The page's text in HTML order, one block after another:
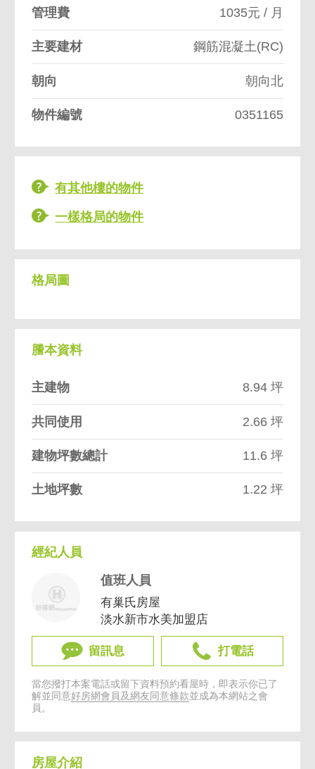
管理費 1035元 / 月
主要建材 鋼筋混凝土(RC)
朝向 朝向北
物件編號 0351165
有其他樓的物件
一樣格局的物件
格局圖
謄本資料
主建物 8.94 坪
共同使用 2.66 坪
建物坪數總計 11.6 坪
土地坪數 1.22 坪
經紀人員
值班人員
有巢氏房屋
淡水新市水美加盟店
留訊息 打電話
當您撥打本案電話或留下資料預約看屋時，即表示你已了
解並同意好房網會員及網友同意條款並成為本網站之會
員。
房屋介紹